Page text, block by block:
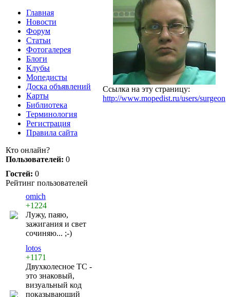
Главная
Новости
Форум
Статьи
Фотогалерея
Блоги
Клубы
Мопедисты
Доска объявлений
Карты
Библиотека
Терминология
Регистрация
Правила сайта
Кто онлайн?
Пользователей: 0
Гостей: 0
Рейтинг пользователей
omich
+1224
Лужу, паяю,
зажигания и свет
сочиняю... ;-)
lotos
+1171
Двухколесное ТС -
это знаковый,
визуальный код
показывающий
Ссылка на эту страницу:
http://www.mopedist.ru/users/surgeon